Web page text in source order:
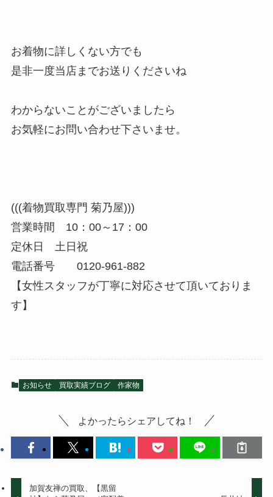
お着物に詳しくない方でも
是非一度当店までお送りくださいね
わからないことがございましたら
お気軽にお問い合わせ下さいませ。
(((着物買取専門 菊乃屋)))
営業時間 10：00～17：00
定休日 土日祝
電話番号 0120-961-882
【女性スタッフが丁寧に対応させて頂いておりま
す】
お知らせ 買取実績ブログ 作家物
よかったらシェアしてね！
加賀友禅の買取、【黒留